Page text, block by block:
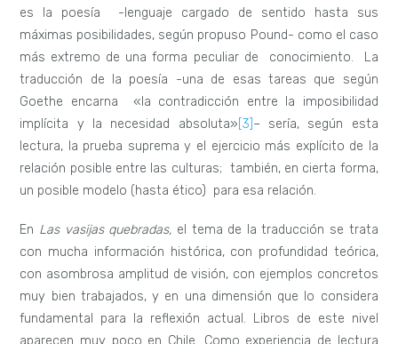
es la poesía -lenguaje cargado de sentido hasta sus
máximas posibilidades, según propuso Pound- como el caso
más extremo de una forma peculiar de conocimiento. La
traducción de la poesía -una de esas tareas que según
Goethe encarna «la contradicción entre la imposibilidad
implícita y la necesidad absoluta» [3] – sería, según esta
lectura, la prueba suprema y el ejercicio más explícito de la
relación posible entre las culturas; también, en cierta forma,
un posible modelo (hasta ético) para esa relación.
En Las vasijas quebradas, el tema de la traducción se trata
con mucha información histórica, con profundidad teórica,
con asombrosa amplitud de visión, con ejemplos concretos
muy bien trabajados, y en una dimensión que lo considera
fundamental para la reflexión actual. Libros de este nivel